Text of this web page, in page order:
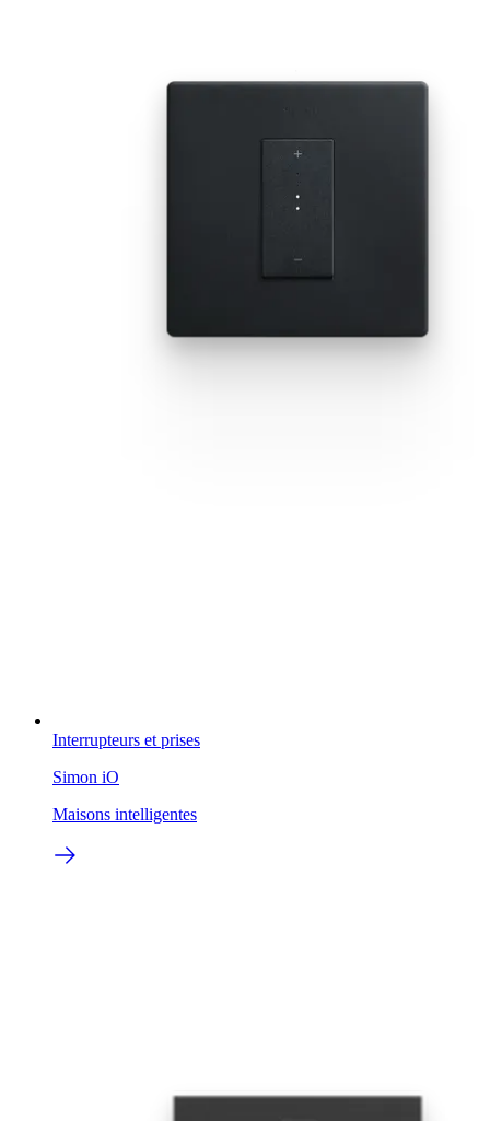
Interrupteurs et prises
Simon iO
Maisons intelligentes